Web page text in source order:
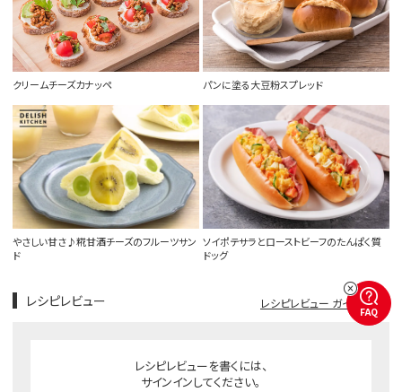
クリームチーズカナッペ パンに塗る大豆粉スプレッド
やさしい甘さ♪糀甘酒チーズのフルーツサン
ド
ソイポテサラとローストビーフのたんぱく質
ドッグ
レシピレビュー レシピレビュー ガイドライン
レシピレビューを書くには、
サインインしてください。
FAQ